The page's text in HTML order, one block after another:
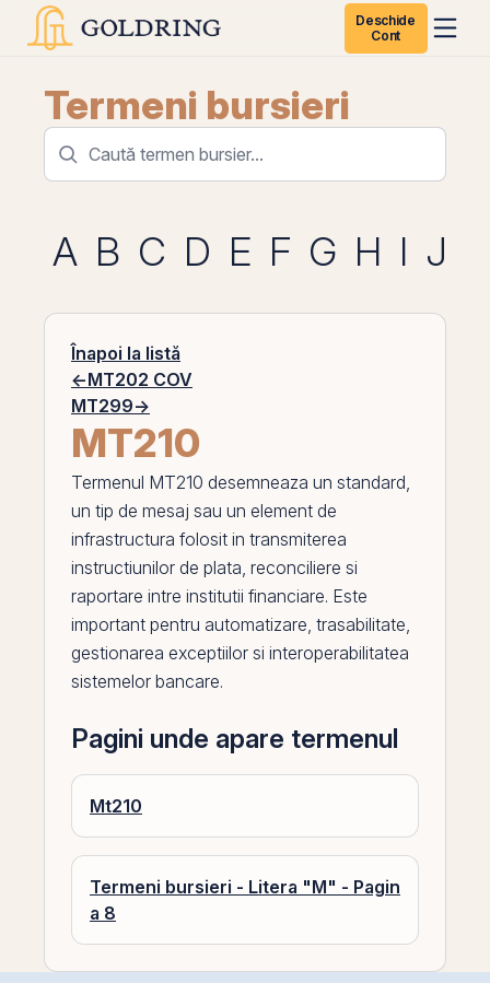
Deschide
Cont
Termeni bursieri
A B C D E F G H I J
Înapoi la listă
←MT202 COV
MT299→
MT210
Termenul MT210 desemneaza un standard,
un tip de mesaj sau un element de
infrastructura folosit in transmiterea
instructiunilor de plata, reconciliere si
raportare intre institutii financiare. Este
important pentru automatizare, trasabilitate,
gestionarea exceptiilor si interoperabilitatea
sistemelor bancare.
Pagini unde apare termenul
Mt210
Termeni bursieri - Litera "M" - Pagin
a 8